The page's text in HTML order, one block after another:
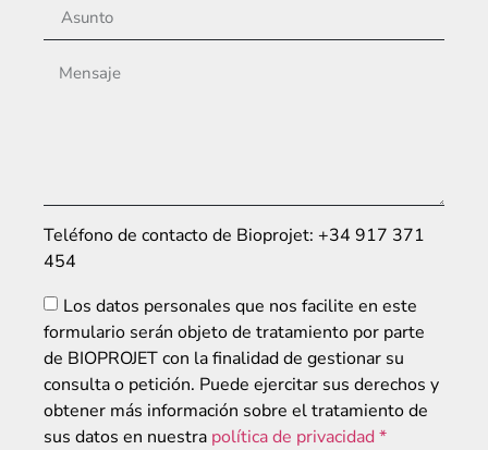
Teléfono de contacto de Bioprojet: +34 917 371
454
Los datos personales que nos facilite en este
formulario serán objeto de tratamiento por parte
de BIOPROJET con la finalidad de gestionar su
consulta o petición. Puede ejercitar sus derechos y
obtener más información sobre el tratamiento de
sus datos en nuestra política de privacidad *